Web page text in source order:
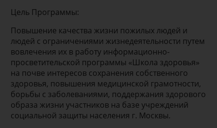
Цель Программы:
Повышение качества жизни пожилых людей и
людей с ограничениями жизнедеятельности путем
вовлечения их в работу информационно-
просветительской программы «Школа здоровья»
на почве интересов сохранения собственного
здоровья, повышения медицинской грамотности,
борьбы с заболеваниями, поддержания здорового
образа жизни участников на базе учреждений
социальной защиты населения г. Москвы.